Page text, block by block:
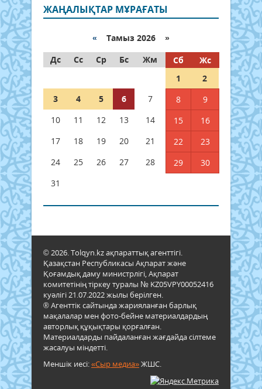
ЖАҢАЛЫҚТАР МҰРАҒАТЫ
« Тамыз 2026 »
Дс
Сс Ср Бс Жм Сб
Жс
1
2
3
4 5 6 7 8
9
10
11 12 13 14 15
16
17
18 19 20 21 22
23
24
25 26 27 28 29
30
31
© 2026. Tolqyn.kz ақпараттық агенттігі.
Қазақстан Республикасы Ақпарат және
Қоғамдық даму министрлігі, Ақпарат
комитетінің тіркеу туралы № KZ05VPY00052416
куәлігі 21.07.2022 жылы берілген.
® Агенттік сайтында жарияланған барлық
мақалалар мен фото-бейне материалдардың
авторлық құқықтары қорғалған.
Материалдарды пайдаланған жағдайда сілтеме
жасалуы міндетті.
Меншік иесі:«Сыр медиа»ЖШС.